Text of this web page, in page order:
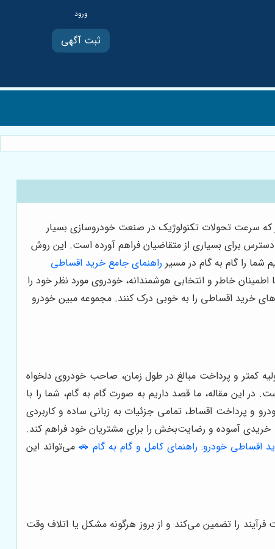
ثبت آگهی
سرعت تحولات تکنولوژیک در صنعت خودروسازی بسیار
برای بسیاری از متقاضیان فراهم آورده است. این روش
شما را گام به گام در مسیر راهنمای جامع خرید اقساطی
خاطر و انتخابی هوشمندانه، خودروی مورد نظر خود را
خرید اقساطی را به خوبی درک کنند. مجموعه مبین خودرو
کمتر و پرداخت مبالغ در طول زمان، صاحب خودروی دلخواه
در این مقاله، ما قصد داریم به صورت گام به گام، شما را با
و پرداخت اقساط، تمامی جزئیات به زبانی ساده و کاربردی
آسوده و رضایت‌بخش را برای مشتریان خود فراهم کند.
اقساطی خودرو: راهنمای کامل و گام به گام 🚗 می‌تواند این
فرآیند را تضمین می‌کند و از بروز هرگونه مشکل یا اتلاف وقت